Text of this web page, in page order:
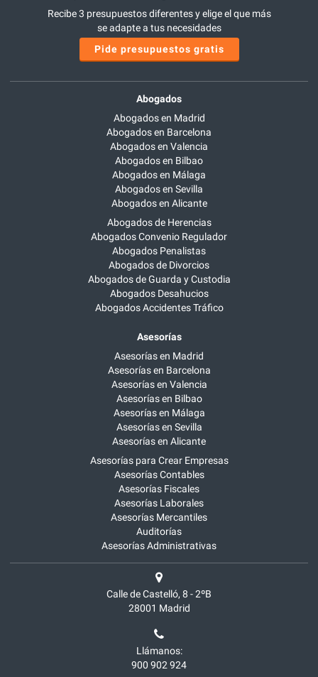
Recibe 3 presupuestos diferentes y elige el que más
se adapte a tus necesidades
Pide presupuestos gratis
Abogados
Abogados en Madrid
Abogados en Barcelona
Abogados en Valencia
Abogados en Bilbao
Abogados en Málaga
Abogados en Sevilla
Abogados en Alicante
Abogados de Herencias
Abogados Convenio Regulador
Abogados Penalistas
Abogados de Divorcios
Abogados de Guarda y Custodia
Abogados Desahucios
Abogados Accidentes Tráfico
Asesorías
Asesorías en Madrid
Asesorías en Barcelona
Asesorías en Valencia
Asesorías en Bilbao
Asesorías en Málaga
Asesorías en Sevilla
Asesorías en Alicante
Asesorías para Crear Empresas
Asesorías Contables
Asesorías Fiscales
Asesorías Laborales
Asesorías Mercantiles
Auditorías
Asesorías Administrativas
Calle de Castelló, 8 - 2ºB
28001 Madrid
Llámanos:
900 902 924